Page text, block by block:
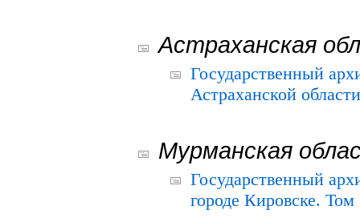
Астраханская
Государственный
Астраханской
Мурманская
Государственный
городе Кировске.